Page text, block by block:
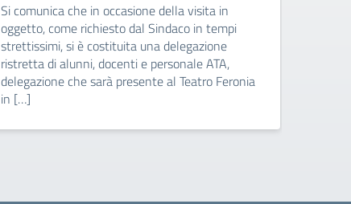
Si comunica che in occasione della visita in
oggetto, come richiesto dal Sindaco in tempi
strettissimi, si è costituita una delegazione
ristretta di alunni, docenti e personale ATA,
delegazione che sarà presente al Teatro Feronia
in […]